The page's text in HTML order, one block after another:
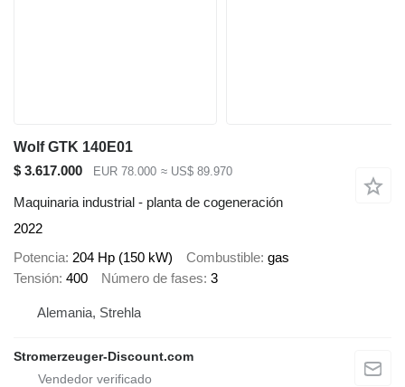
Wolf GTK 140E01
$ 3.617.000
EUR 78.000 ≈ US$ 89.970
Maquinaria industrial - planta de cogeneración
2022
Potencia 204 Hp (150 kW) Combustible gas
Tensión 400 Número de fases 3
Alemania, Strehla
Stromerzeuger-Discount.com